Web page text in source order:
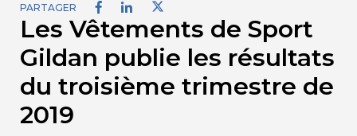
Carrières
Contact
Page d’accueil de Gildan et
PARTAGER
Les Vêtements de Sport
Gildan publie les résultats
du troisième trimestre de
2019